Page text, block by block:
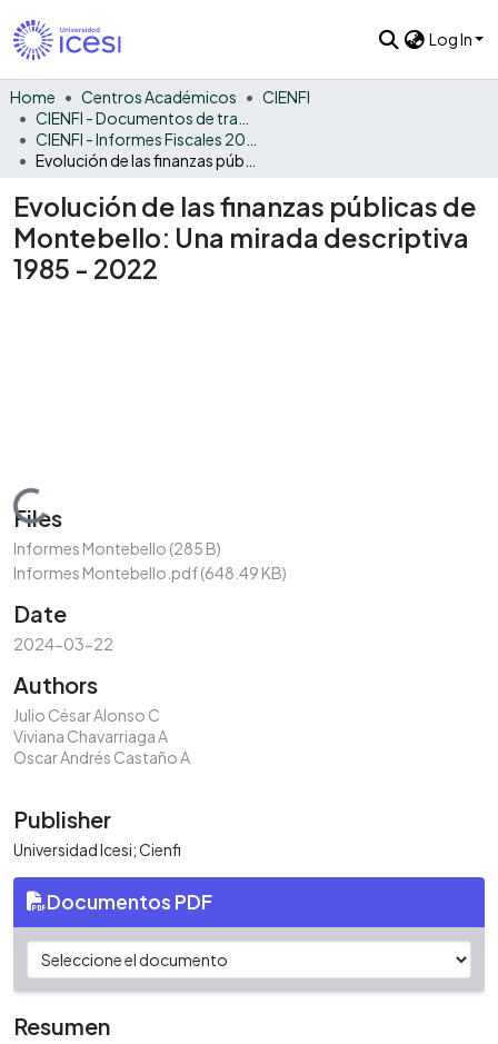
Log In
Home Centros Académicos
CIENFI
Evolución de las finanzas públicas de
Montebello: Una mirada descriptiva
1985 - 2022
Loading...
Files
Informes Montebello (285 B)
Informes Montebello.pdf(648.49 KB)
Date
2024-03-22
Authors
Julio César Alonso C
Viviana Chavarriaga A
Oscar Andrés Castaño A
Publisher
Universidad Icesi; Cienfi
Documentos PDF
Resumen